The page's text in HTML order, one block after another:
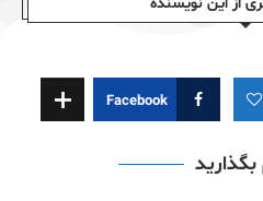
Facebook
بگذارید